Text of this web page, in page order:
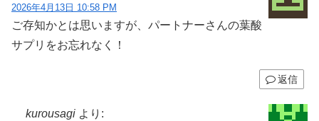
2026年4月13日 10:58 PM
ご存知かとは思いますが、パートナーさんの葉酸
サプリをお忘れなく！
返信
kurousagi より: